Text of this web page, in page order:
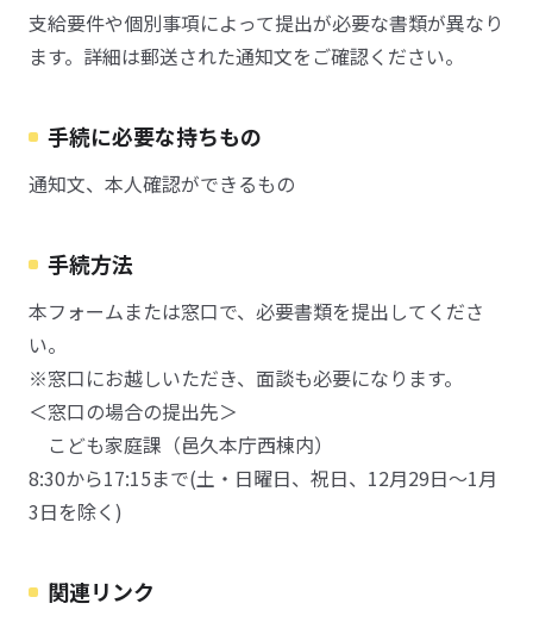
支給要件や個別事項によって提出が必要な書類が異なり
ます。詳細は郵送された通知文をご確認ください。
手続に必要な持ちもの
通知文、本人確認ができるもの
手続方法
本フォームまたは窓口で、必要書類を提出してくださ
い。
※窓口にお越しいただき、面談も必要になります。
＜窓口の場合の提出先＞
こども家庭課（邑久本庁西棟内）
8:30から17:15まで(土・日曜日、祝日、12月29日～1月
3日を除く)
関連リンク